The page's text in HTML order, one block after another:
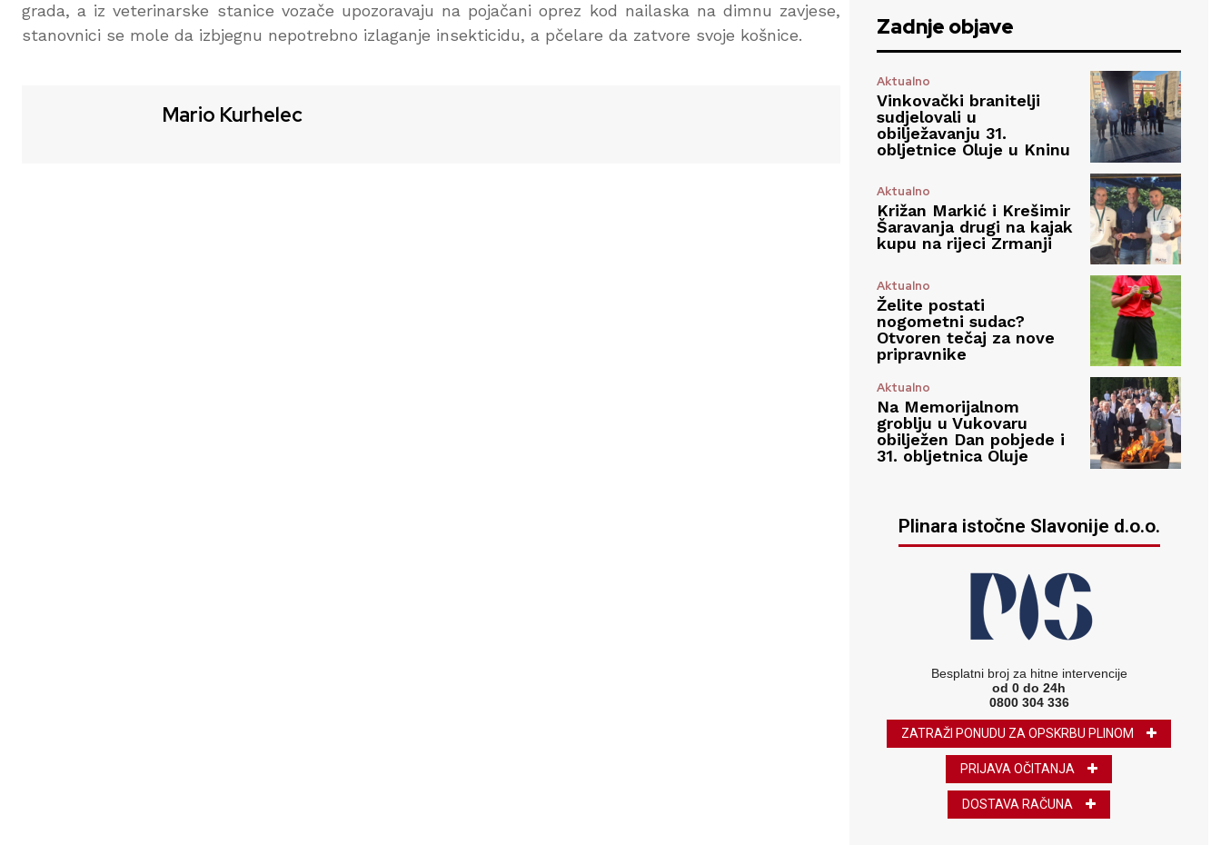
grada, a iz veterinarske stanice vozače upozoravaju na pojačani oprez kod nailaska na dimnu zavjese,
stanovnici se mole da izbjegnu nepotrebno izlaganje insekticidu, a pčelare da zatvore svoje košnice.
Mario Kurhelec
Zadnje objave
Aktualno
Vinkovački branitelji
sudjelovali u
obilježavanju 31.
obljetnice Oluje u Kninu
Aktualno
Križan Markić i Krešimir
Šaravanja drugi na kajak
kupu na rijeci Zrmanji
Aktualno
Želite postati
nogometni sudac?
Otvoren tečaj za nove
pripravnike
Aktualno
Na Memorijalnom
groblju u Vukovaru
obilježen Dan pobjede i
31. obljetnica Oluje
Plinara istočne Slavonije d.o.o.
Besplatni broj za hitne intervencije
od 0 do 24h
0800 304 336
ZATRAŽI PONUDU ZA OPSKRBU PLINOM
PRIJAVA OČITANJA
DOSTAVA RAČUNA